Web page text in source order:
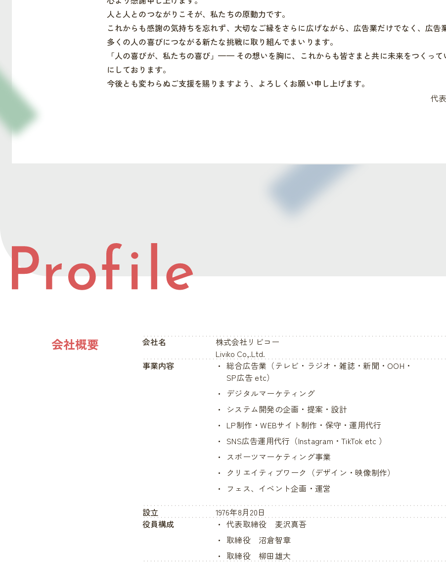
人と人とのつながりこそが、私たちの原動力です。
これからも感謝の気持ちを忘れず、大切なご縁をさらに広げながら、広告業だけでなく、広告
多くの人の喜びにつながる新たな挑戦に取り組んでまいります。
「人の喜びが、私たちの喜び」—— その想いを胸に、これからも皆さまと共に未来をつくっ
にしております。
今後とも変わらぬご支援を賜りますよう、よろしくお願い申し上げます。
代
会社概要 会社名
株式会社リビコー
Liviko Co,.Ltd.
事業内容
総合広告業（テレビ・ラジオ・雑誌・新聞・OOH・
SP広告 etc）
デジタルマーケティング
システム開発の企画・提案・設計
LP制作・WEBサイト制作・保守・運用代行
SNS広告運用代行（Instagram・TikTok etc ）
スポーツマーケティング事業
クリエイティブワーク（デザイン・映像制作）
フェス、イベント企画・運営
設立
1976年8月20日
役員構成
代表取締役 麦沢真吾
取締役 沼倉智章
取締役 柳田雄大